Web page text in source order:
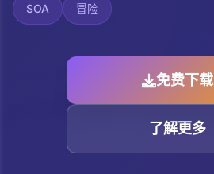
SOA 冒险
免费下载
了解更多